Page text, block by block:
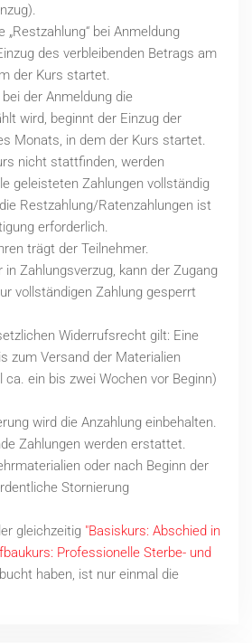
„Restzahlung“ bei Anmeldung
des verbleibenden Betrags am
der Kurs startet.
der Anmeldung die
wird, beginnt der Einzug der
Monats, in dem der Kurs startet.
nicht stattfinden, werden
geleisteten Zahlungen vollständig
Restzahlung/Ratenzahlungen ist
erforderlich.
trägt der Teilnehmer.
in Zahlungsverzug, kann der Zugang
vollständigen Zahlung gesperrt
Widerrufsrecht gilt: Eine
zum Versand der Materialien
ca. ein bis zwei Wochen vor Beginn)
wird die Anzahlung einbehalten.
Zahlungen werden erstattet.
oder nach Beginn der
Stornierung
gleichzeitig "Basiskurs: Abschied in
Professionelle Sterbe- und
haben, ist nur einmal die